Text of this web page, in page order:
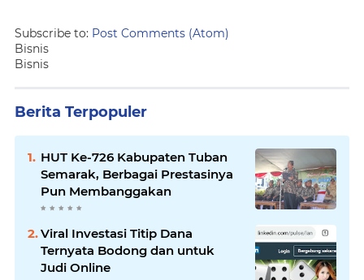
Subscribe to: Post Comments (Atom)
Bisnis
Bisnis
Berita Terpopuler
HUT Ke-726 Kabupaten Tuban
Semarak, Berbagai Prestasinya
Pun Membanggakan
Viral Investasi Titip Dana
Ternyata Bodong dan untuk
Judi Online